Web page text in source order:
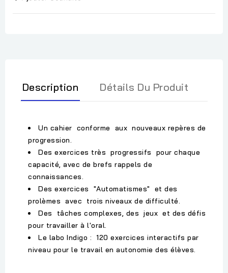
Description Détails Du Produit
Un cahier conforme aux nouveaux repères de
progression.
Des exercices très progressifs pour chaque
capacité, avec de brefs rappels de
connaissances.
Des exercices "Automatismes" et des
prolèmes avec trois niveaux de difficulté.
Des tâches complexes, des jeux et des défis
pour travailler à l'oral.
Le labo Indigo : 120 exercices interactifs par
niveau pour le travail en autonomie des élèves.